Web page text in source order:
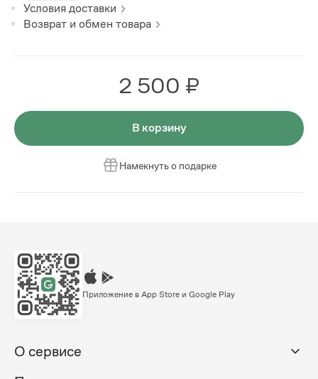
Условия доставки
Возврат и обмен товара
2 500 ₽
В корзину
Намекнуть о подарке
Приложение в App Store и Google Play
О сервисе